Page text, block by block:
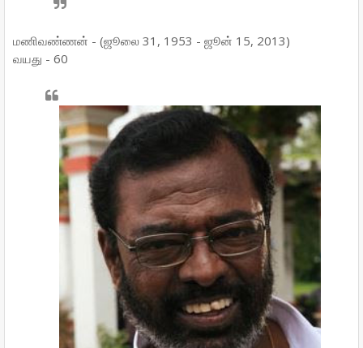
மணிவண்ணன் - (ஜூலை 31, 1953 - ஜூன் 15, 2013)
வயது - 60